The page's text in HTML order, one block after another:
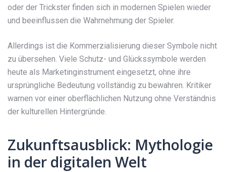
oder der Trickster finden sich in modernen Spielen wieder
und beeinflussen die Wahrnehmung der Spieler.
Allerdings ist die Kommerzialisierung dieser Symbole nicht
zu übersehen. Viele Schutz- und Glückssymbole werden
heute als Marketinginstrument eingesetzt, ohne ihre
ursprüngliche Bedeutung vollständig zu bewahren. Kritiker
warnen vor einer oberflächlichen Nutzung ohne Verständnis
der kulturellen Hintergründe.
Zukunftsausblick: Mythologie
in der digitalen Welt